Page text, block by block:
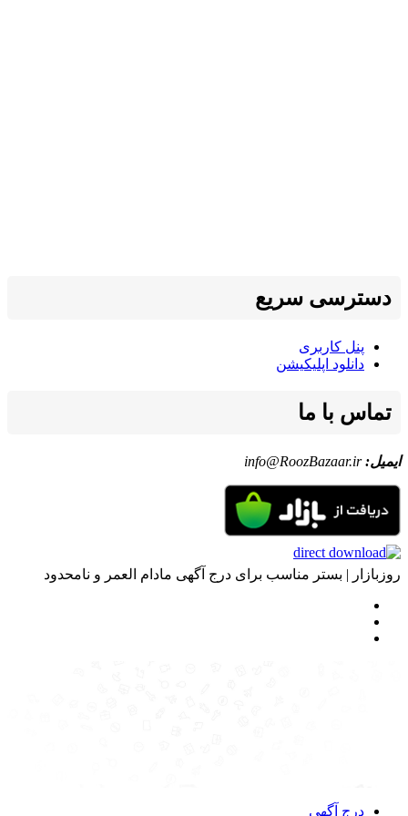
دسترسی سریع
پنل کاربری
دانلود اپلیکیشن
تماس با ما
ایمیل:info@RoozBazaar.ir
روزبازار | بستر مناسب برای درج آگهی مادام العمر و نامحدود
درج آگهی